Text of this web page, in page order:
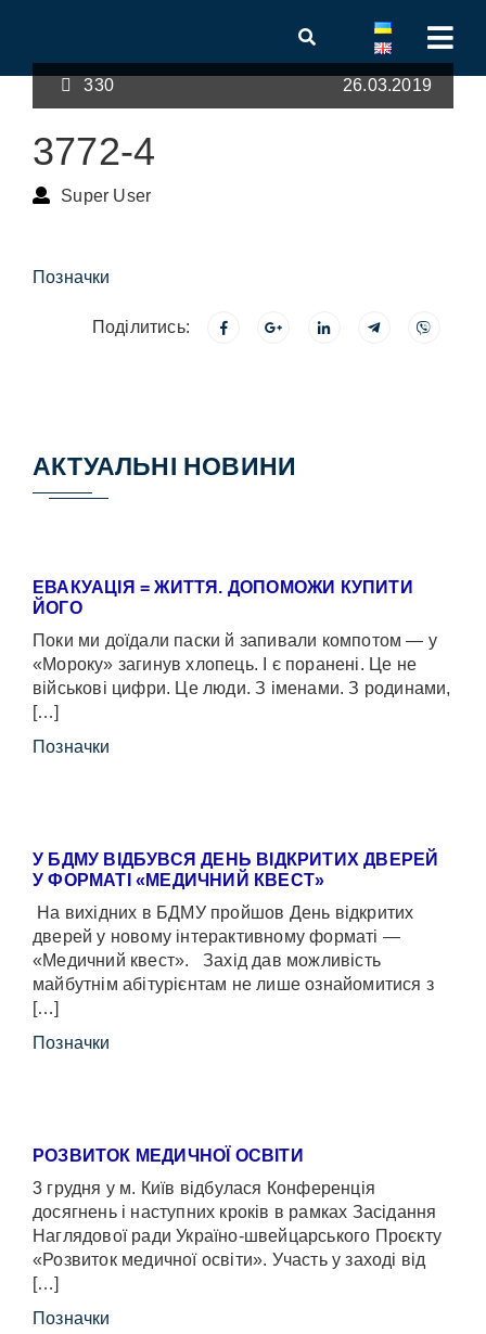
330 26.03.2019
3772-4
Super User
Позначки
Поділитись:
АКТУАЛЬНІ НОВИНИ
ЕВАКУАЦІЯ = ЖИТТЯ. ДОПОМОЖИ КУПИТИ
ЙОГО
Поки ми доїдали паски й запивали компотом — у
«Мороку» загинув хлопець. І є поранені. Це не
військові цифри. Це люди. З іменами. З родинами,
[…]
Позначки
У БДМУ ВІДБУВСЯ ДЕНЬ ВІДКРИТИХ ДВЕРЕЙ
У ФОРМАТІ «МЕДИЧНИЙ КВЕСТ»
На вихідних в БДМУ пройшов День відкритих
дверей у новому інтерактивному форматі —
«Медичний квест». Захід дав можливість
майбутнім абітурієнтам не лише ознайомитися з
[…]
Позначки
РОЗВИТОК МЕДИЧНОЇ ОСВІТИ
3 грудня у м. Київ відбулася Конференція
досягнень і наступних кроків в рамках Засідання
Наглядової ради Україно-швейцарського Проєкту
«Розвиток медичної освіти». Участь у заході від
[…]
Позначки